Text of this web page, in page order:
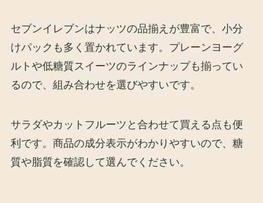
セブンイレブンはナッツの品揃えが豊富で、小分
けパックも多く置かれています。プレーンヨーグ
ルトや低糖質スイーツのラインナップも揃ってい
るので、組み合わせを選びやすいです。
サラダやカットフルーツと合わせて買える点も便
利です。商品の成分表示がわかりやすいので、糖
質や脂質を確認して選んでください。